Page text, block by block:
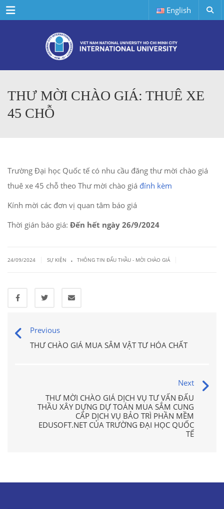
Menu English
THƯ MỜI CHÀO GIÁ: THUÊ XE
45 CHỖ
Trường Đại học Quốc tế có nhu cầu đăng thư mời chào giá
thuê xe 45 chỗ theo Thư mời chào giá đính kèm
Kính mời các đơn vị quan tâm báo giá
Thời gián báo giá: Đến hết ngày 26/9/2024
24/09/2024 SỰ KIỆN . THÔNG TIN ĐẤU THẦU - MỜI CHÀO GIÁ
Previous
THƯ CHÀO GIÁ MUA SẮM VẬT TƯ HÓA CHẤT
Next
THƯ MỜI CHÀO GIÁ DỊCH VỤ TƯ VẤN ĐẤU
THẦU XÂY DỰNG DỰ TOÁN MUA SẮM CUNG
CẤP DỊCH VỤ BẢO TRÌ PHẦN MỀM
EDUSOFT.NET CỦA TRƯỜNG ĐẠI HỌC QUỐC
TẾ